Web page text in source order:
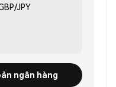
JPY
ngân hàng